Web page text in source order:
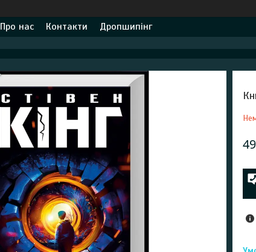
Про нас Контакти Дропшипінг